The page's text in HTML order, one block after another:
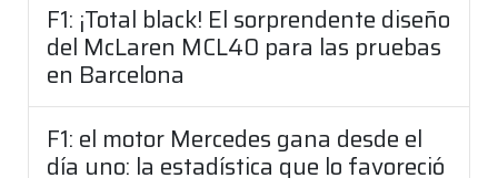
F1: ¡Total black! El sorprendente diseño
del McLaren MCL40 para las pruebas
en Barcelona
F1: el motor Mercedes gana desde el
día uno: la estadística que lo favoreció